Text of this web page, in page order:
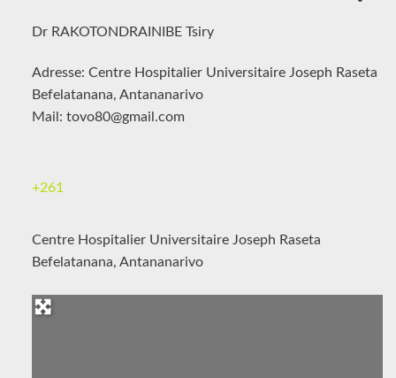
Dr RAKOTONDRAINIBE Tsiry
Adresse: Centre Hospitalier Universitaire Joseph Raseta
Befelatanana, Antananarivo
Mail: tovo80@gmail.com
+261
Centre Hospitalier Universitaire Joseph Raseta
Befelatanana, Antananarivo